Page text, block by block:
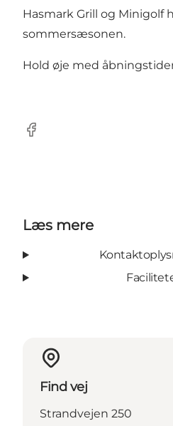
Hasmark Grill og Minigolf
sommersæsonen.
Hold øje med
Facebook
Læs mere
Find vej
Strandvejen 250